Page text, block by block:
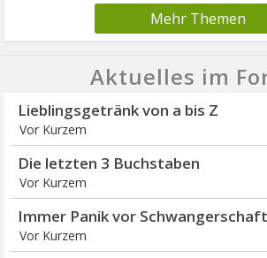
Mehr Themen
Aktuelles im
Lieblingsgetränk von a bis Z
Vor Kurzem
Die letzten 3 Buchstaben
Vor Kurzem
Immer Panik vor Schwangerschaft
Vor Kurzem